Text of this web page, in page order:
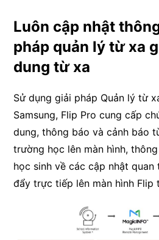
Luôn cập nhật
pháp quản lý từ xa
dung từ xa
Sử dụng giải pháp Quản lý từ
Samsung, Flip Pro cung cấp
dung, thông báo và cảnh báo
trường học lên màn hình,
học sinh về các cập nhật
đẩy trực tiếp lên màn hình Flip